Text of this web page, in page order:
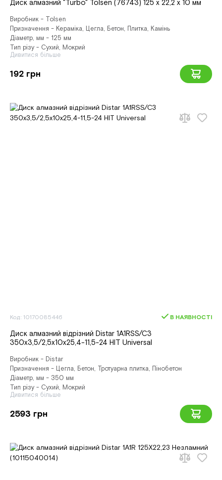
Диск алмазний "Turbo" Tolsen (76743) 125 х 22,2 х 10 мм
Виробник - Tolsen
Призначення - Кераміка, Цегла, Бетон, Плитка, Камінь
Діаметр, мм - 125 мм
Тип різу - Сухий, Мокрий
Дивитися більше
192 грн
Код: 10170085446 В НАЯВНОСТІ
Диск алмазний відрізний Distar 1A1RSS/C3
350x3,5/2,5x10x25,4-11,5-24 HIT Universal
Виробник - Distar
Призначення - Цегла, Бетон, Тротуарна плитка, Пінобетон
Діаметр, мм - 350 мм
Тип різу - Сухий, Мокрий
Дивитися більше
2593 грн